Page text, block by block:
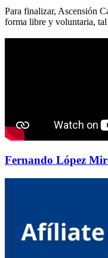
Para finalizar, Ascensión
forma libre y voluntaria,
Fernando López